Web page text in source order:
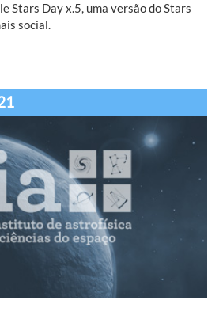
Stars Day x.5, uma versão do Stars
social.